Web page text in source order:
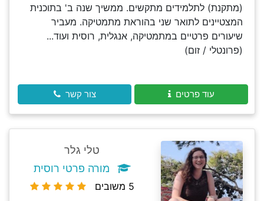
(מתקנת) לתלמידים מתקשים. ממשיך שנה ב' בתוכנית
המצטיינים לתואר שני בהוראת מתמטיקה. מעביר
שיעורים פרטיים במתמטיקה, אנגלית, רוסית ועוד...
(פרונטלי / זום)
עוד פרטים צור קשר
טלי גלר
מורה פרטי רוסית
5 משובים